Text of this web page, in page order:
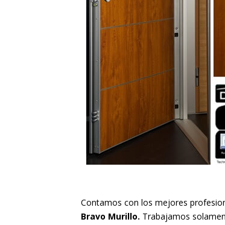
Contamos con los mejores
Bravo Murillo. Trabajamos